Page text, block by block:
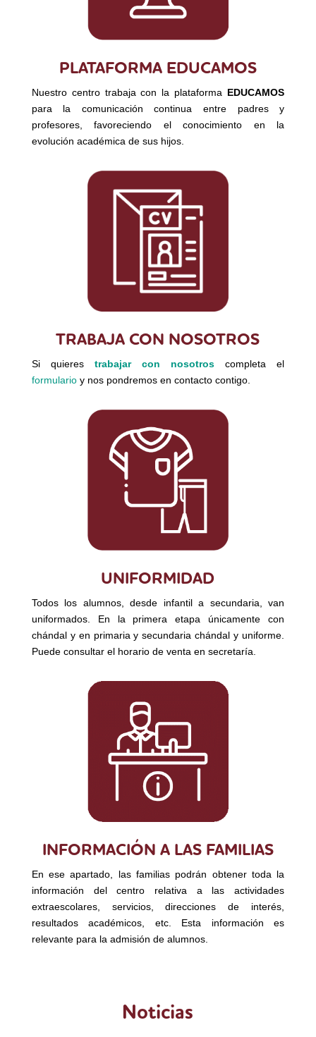
PLATAFORMA EDUCAMOS
Nuestro centro trabaja con la plataforma EDUCAMOS
para la comunicación continua entre padres y
profesores, favoreciendo el conocimiento en la
evolución académica de sus hijos.
TRABAJA CON NOSOTROS
Si quieres trabajar con nosotros completa el
formularioy nos pondremos en contacto contigo.
UNIFORMIDAD
Todos los alumnos, desde infantil a secundaria, van
uniformados. En la primera etapa únicamente con
chándal y en primaria y secundaria chándal y uniforme.
Puede consultar el horario de venta en secretaría.
INFORMACIÓN A LAS FAMILIAS
En ese apartado, las familias podrán obtener toda la
información del centro relativa a las actividades
extraescolares, servicios, direcciones de interés,
resultados académicos, etc. Esta información es
relevante para la admisión de alumnos.
Noticias